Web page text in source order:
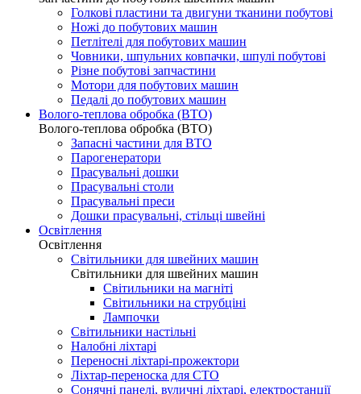
Голкові пластини та двигуни тканини побутові
Ножі до побутових машин
Петлітелі для побутових машин
Човники, шпульних ковпачки, шпулі побутові
Різне побутові запчастини
Мотори для побутових машин
Педалі до побутових машин
Волого-теплова обробка (ВТО)
Волого-теплова обробка (ВТО)
Запасні частини для ВТО
Парогенератори
Прасувальні дошки
Прасувальні столи
Прасувальні преси
Дошки прасувальні, стільці швейні
Освітлення
Освітлення
Світильники для швейних машин
Світильники для швейних машин
Світильники на магніті
Світильники на струбціні
Лампочки
Світильники настільні
Налобні ліхтарі
Переносні ліхтарі-прожектори
Ліхтар-переноска для СТО
Сонячні панелі, вуличні ліхтарі, електростанції